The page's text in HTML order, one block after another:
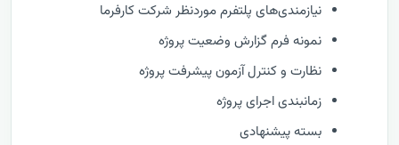
نیازمندی‌های پلتفرم موردنظر شرکت کارفرما
نمونه فرم گزارش وضعيت پروژه
نظارت و كنترل آزمون پیشرفت پروژه
زمانبندی اجرای پروژه
بسته پیشنهادی